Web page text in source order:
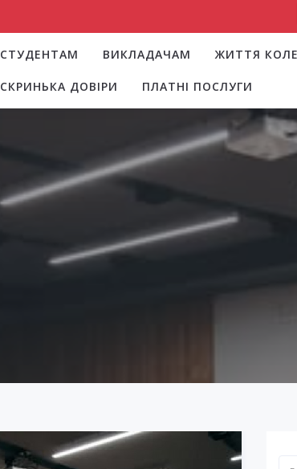
СТУДЕНТАМ ВИКЛАДАЧАМ ЖИТТЯ
СКРИНЬКА ДОВІРИ ПЛАТНІ ПОСЛУГИ